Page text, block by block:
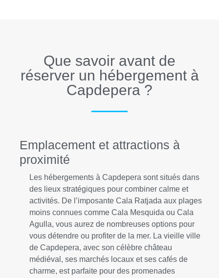
Que savoir avant de
réserver un hébergement à
Capdepera ?
Emplacement et attractions à
proximité
Les hébergements à Capdepera sont situés dans
des lieux stratégiques pour combiner calme et
activités. De l’imposante Cala Ratjada aux plages
moins connues comme Cala Mesquida ou Cala
Agulla, vous aurez de nombreuses options pour
vous détendre ou profiter de la mer. La vieille ville
de Capdepera, avec son célèbre château
médiéval, ses marchés locaux et ses cafés de
charme, est parfaite pour des promenades